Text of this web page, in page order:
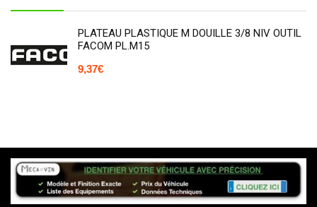
PLATEAU PLASTIQUE M DOUILLE 3/8 NIV OUTIL
FACOM PL.M15
9,37€